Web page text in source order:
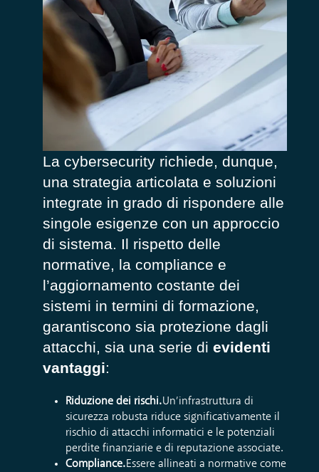
La cybersecurity richiede, dunque,
una strategia articolata e soluzioni
integrate in grado di rispondere alle
singole esigenze con un approccio
di sistema. Il rispetto delle
normative, la compliance e
l’aggiornamento costante dei
sistemi in termini di formazione,
garantiscono sia protezione dagli
attacchi, sia una serie di evidenti
vantaggi:
Riduzione dei rischi.Un’infrastruttura di
sicurezza robusta riduce significativamente il
rischio di attacchi informatici e le potenziali
perdite finanziarie e di reputazione associate.
Compliance.Essere allineati a normative come